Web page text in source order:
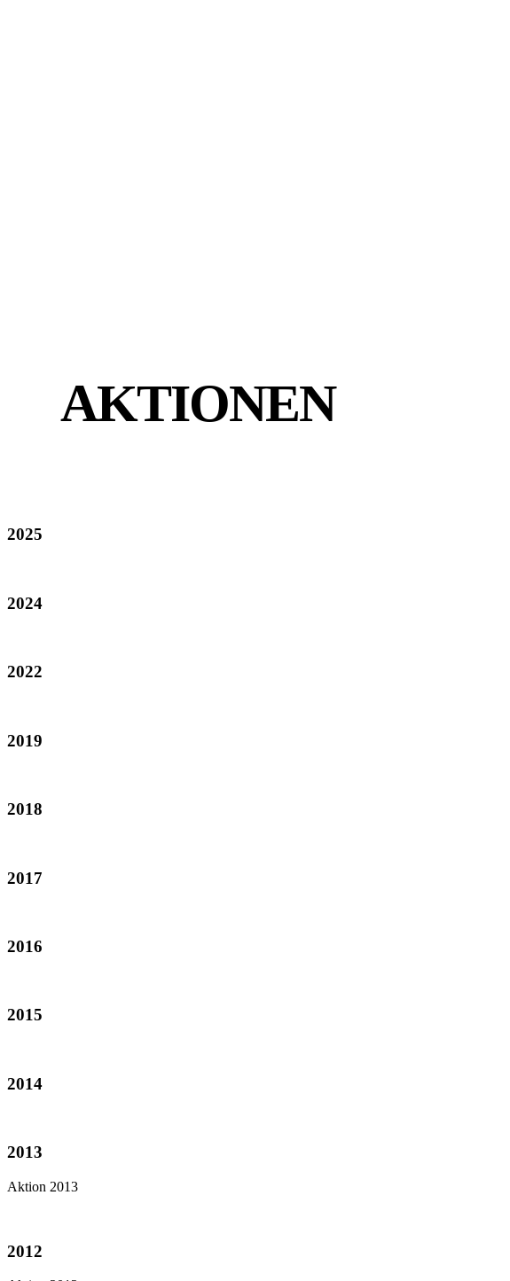
AKTIONEN
2025
2024
2022
2019
2018
2017
2016
2015
2014
2013
Aktion 2013
2012